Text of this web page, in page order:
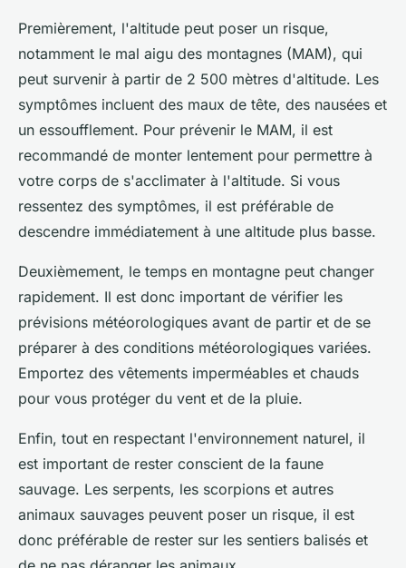
Premièrement, l'altitude peut poser un risque,
notamment le mal aigu des montagnes (MAM), qui
peut survenir à partir de 2 500 mètres d'altitude. Les
symptômes incluent des maux de tête, des nausées et
un essoufflement. Pour prévenir le MAM, il est
recommandé de monter lentement pour permettre à
votre corps de s'acclimater à l'altitude. Si vous
ressentez des symptômes, il est préférable de
descendre immédiatement à une altitude plus basse.
Deuxièmement, le temps en montagne peut changer
rapidement. Il est donc important de vérifier les
prévisions météorologiques avant de partir et de se
préparer à des conditions météorologiques variées.
Emportez des vêtements imperméables et chauds
pour vous protéger du vent et de la pluie.
Enfin, tout en respectant l'environnement naturel, il
est important de rester conscient de la faune
sauvage. Les serpents, les scorpions et autres
animaux sauvages peuvent poser un risque, il est
donc préférable de rester sur les sentiers balisés et